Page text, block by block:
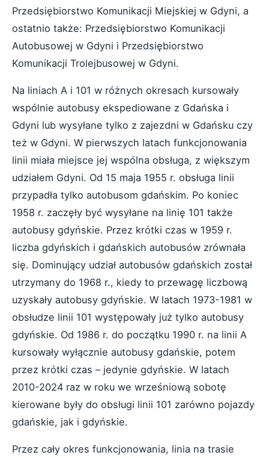
Przedsiębiorstwo Komunikacji Miejskiej w Gdyni, a
ostatnio także: Przedsiębiorstwo Komunikacji
Autobusowej w Gdyni i Przedsiębiorstwo
Komunikacji Trolejbusowej w Gdyni.
Na liniach A i 101 w różnych okresach kursowały
wspólnie autobusy ekspediowane z Gdańska i
Gdyni lub wysyłane tylko z zajezdni w Gdańsku czy
też w Gdyni. W pierwszych latach funkcjonowania
linii miała miejsce jej wspólna obsługa, z większym
udziałem Gdyni. Od 15 maja 1955 r. obsługa linii
przypadła tylko autobusom gdańskim. Po koniec
1958 r. zaczęły być wysyłane na linię 101 także
autobusy gdyńskie. Przez krótki czas w 1959 r.
liczba gdyńskich i gdańskich autobusów zrównała
się. Dominujący udział autobusów gdańskich został
utrzymany do 1968 r., kiedy to przewagę liczbową
uzyskały autobusy gdyńskie. W latach 1973-1981 w
obsłudze linii 101 występowały już tylko autobusy
gdyńskie. Od 1986 r. do początku 1990 r. na linii A
kursowały wyłącznie autobusy gdańskie, potem
przez krótki czas – jedynie gdyńskie. W latach
2010-2024 raz w roku we wrześniową sobotę
kierowane były do obsługi linii 101 zarówno pojazdy
gdańskie, jak i gdyńskie.
Przez cały okres funkcjonowania, linia na trasie